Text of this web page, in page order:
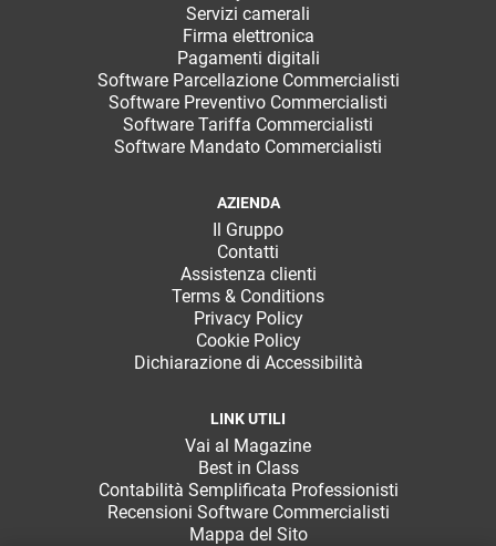
Servizi camerali
Firma elettronica
Pagamenti digitali
Software Parcellazione Commercialisti
Software Preventivo Commercialisti
Software Tariffa Commercialisti
Software Mandato Commercialisti
AZIENDA
Il Gruppo
Contatti
Assistenza clienti
Terms & Conditions
Privacy Policy
Cookie Policy
Dichiarazione di Accessibilità
LINK UTILI
Vai al Magazine
Best in Class
Contabilità Semplificata Professionisti
Recensioni Software Commercialisti
Mappa del Sito